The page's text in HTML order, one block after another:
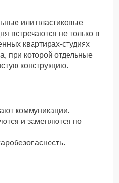
или пластиковые
встречаются не только в
квартирах-студиях
при которой отдельные
конструкцию.
коммуникации.
и заменяются по